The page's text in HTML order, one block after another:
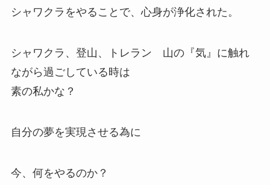
シャワクラをやることで、心身が浄化された。
シャワクラ、登山、トレラン 山の『気』に触れ
ながら過ごしている時は
素の私かな？
自分の夢を実現させる為に
今、何をやるのか？